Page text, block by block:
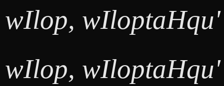
wIlop, wIloptaHqu'
wIlop, wIloptaHqu'